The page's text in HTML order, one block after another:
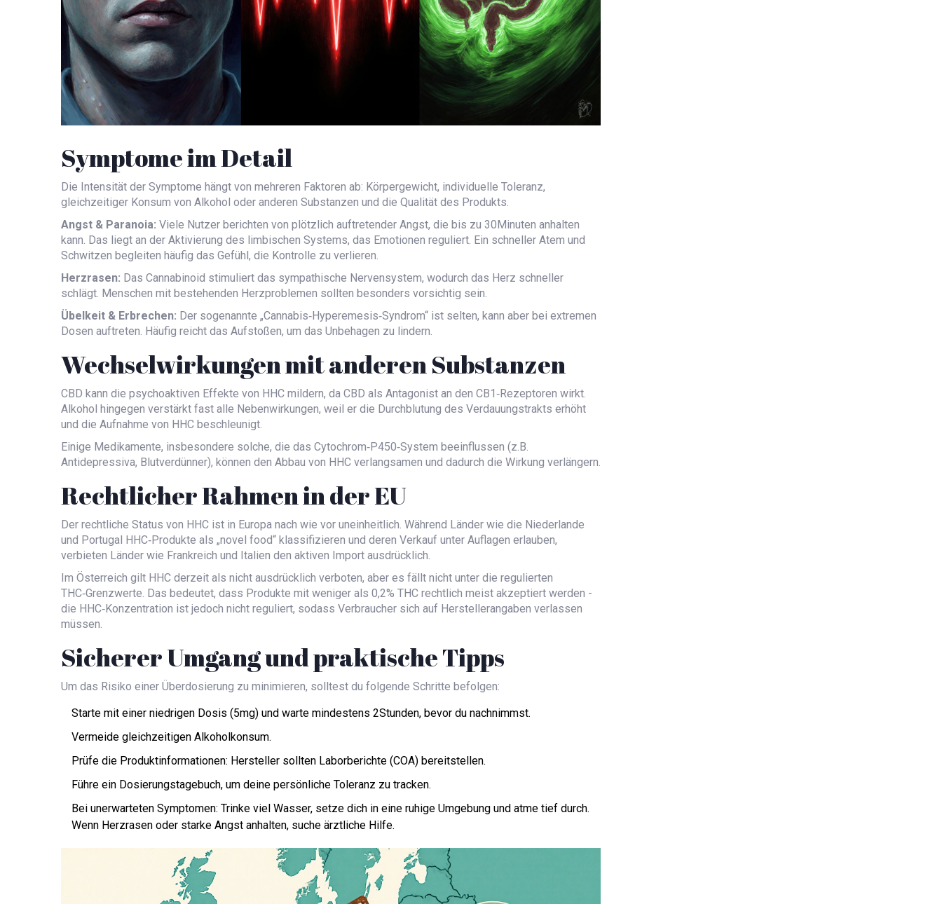
Symptome im Detail
Die Intensität der Symptome hängt von mehreren Faktoren ab: Körpergewicht, individuelle Toleranz,
gleichzeitiger Konsum von Alkohol oder anderen Substanzen und die Qualität des Produkts.
Angst & Paranoia: Viele Nutzer berichten von plötzlich auftretender Angst, die bis zu 30Minuten anhalten
kann. Das liegt an der Aktivierung des limbischen Systems, das Emotionen reguliert. Ein schneller Atem und
Schwitzen begleiten häufig das Gefühl, die Kontrolle zu verlieren.
Herzrasen: Das Cannabinoid stimuliert das sympathische Nervensystem, wodurch das Herz schneller
schlägt. Menschen mit bestehenden Herzproblemen sollten besonders vorsichtig sein.
Übelkeit & Erbrechen: Der sogenannte „Cannabis‑Hyperemesis‑Syndrom“ ist selten, kann aber bei extremen
Dosen auftreten. Häufig reicht das Aufstoßen, um das Unbehagen zu lindern.
Wechselwirkungen mit anderen Substanzen
CBD kann die psychoaktiven Effekte von HHC mildern, da CBD als Antagonist an den CB1‑Rezeptoren wirkt.
Alkohol hingegen verstärkt fast alle Nebenwirkungen, weil er die Durchblutung des Verdauungstrakts erhöht
und die Aufnahme von HHC beschleunigt.
Einige Medikamente, insbesondere solche, die das Cytochrom‑P450‑System beeinflussen (z.B.
Antidepressiva, Blutverdünner), können den Abbau von HHC verlangsamen und dadurch die Wirkung verlängern.
Rechtlicher Rahmen in der EU
Der rechtliche Status von HHC ist in Europa nach wie vor uneinheitlich. Während Länder wie die Niederlande
und Portugal HHC‑Produkte als „novel food“ klassifizieren und deren Verkauf unter Auflagen erlauben,
verbieten Länder wie Frankreich und Italien den aktiven Import ausdrücklich.
Im Österreich gilt HHC derzeit als nicht ausdrücklich verboten, aber es fällt nicht unter die regulierten
THC‑Grenzwerte. Das bedeutet, dass Produkte mit weniger als 0,2% THC rechtlich meist akzeptiert werden -
die HHC‑Konzentration ist jedoch nicht reguliert, sodass Verbraucher sich auf Herstellerangaben verlassen
müssen.
Sicherer Umgang und praktische Tipps
Um das Risiko einer Überdosierung zu minimieren, solltest du folgende Schritte befolgen:
Starte mit einer niedrigen Dosis (5mg) und warte mindestens 2Stunden, bevor du nachnimmst.
Vermeide gleichzeitigen Alkoholkonsum.
Prüfe die Produktinformationen: Hersteller sollten Laborberichte (COA) bereitstellen.
Führe ein Dosierungstagebuch, um deine persönliche Toleranz zu tracken.
Bei unerwarteten Symptomen: Trinke viel Wasser, setze dich in eine ruhige Umgebung und atme tief durch.
Wenn Herzrasen oder starke Angst anhalten, suche ärztliche Hilfe.